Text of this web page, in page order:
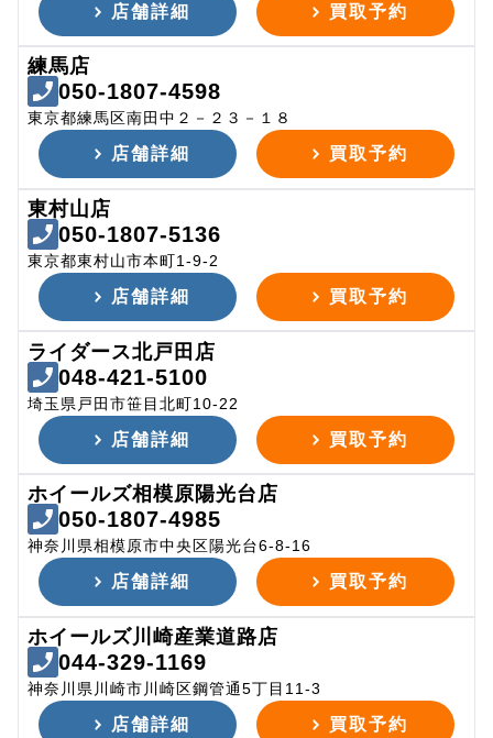
店舗詳細 買取予約
練馬店
050-1807-4598
東京都練馬区南田中２－２３－１８
店舗詳細 買取予約
東村山店
050-1807-5136
東京都東村山市本町1-9-2
店舗詳細 買取予約
ライダース北戸田店
048-421-5100
埼玉県戸田市笹目北町10-22
店舗詳細 買取予約
ホイールズ相模原陽光台店
050-1807-4985
神奈川県相模原市中央区陽光台6-8-16
店舗詳細 買取予約
ホイールズ川崎産業道路店
044-329-1169
神奈川県川崎市川崎区鋼管通5丁目11-3
店舗詳細 買取予約